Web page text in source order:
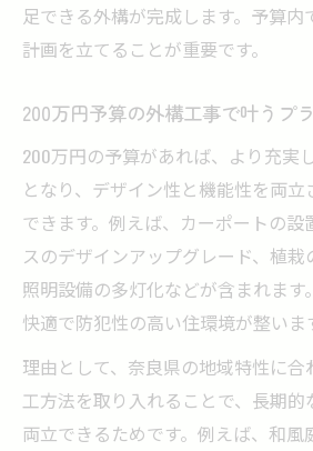
足できる外構が完成します。予算内
計画を立てることが重要です。
200万円予算の外構工事で叶うプ
200万円の予算があれば、より充実
となり、デザイン性と機能性を両
できます。例えば、カーポートの設
スのデザインアップグレード、植栽
照明設備の多灯化などが含まれます
快適で防犯性の高い住環境が整いま
理由として、奈良県の地域特性に
工方法を取り入れることで、長期的
両立できるためです。例えば、和風